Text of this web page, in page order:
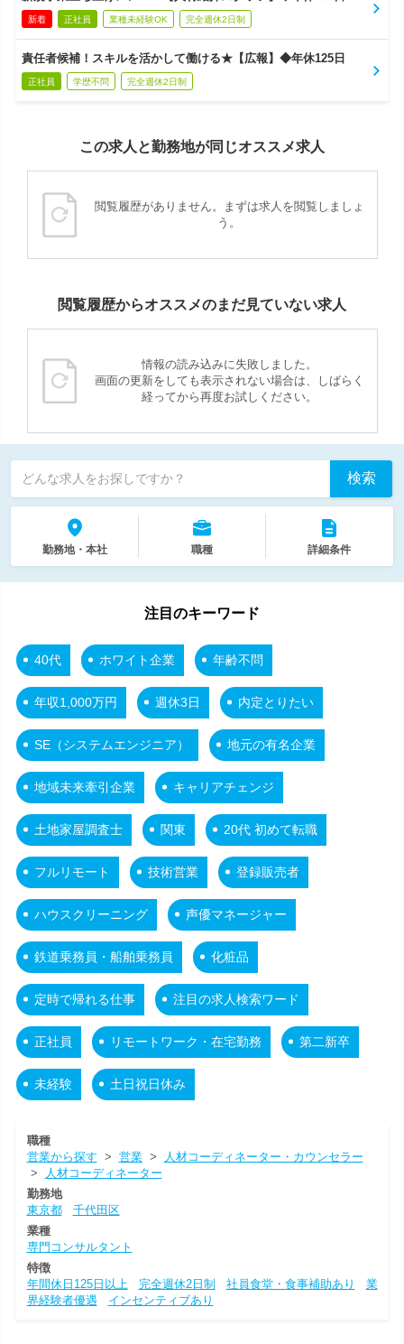
新着 正社員 業種未経験OK 完全週休2日制
責任者候補！スキルを活かして働ける★【広報】◆年休125日
正社員 学歴不問 完全週休2日制
この求人と勤務地が同じオススメ求人
閲覧履歴がありません。まずは求人を閲覧しましょ
う。
閲覧履歴からオススメのまだ見ていない求人
情報の読み込みに失敗しました。
画面の更新をしても表示されない場合は、しばらく
経ってから再度お試しください。
どんな求人をお探しですか？ 検索
勤務地・本社 職種 詳細条件
注目のキーワード
40代 ホワイト企業 年齢不問
年収1,000万円 週休3日 内定とりたい
SE（システムエンジニア） 地元の有名企業
地域未来牽引企業 キャリアチェンジ
土地家屋調査士 関東 20代 初めて転職
フルリモート 技術営業 登録販売者
ハウスクリーニング 声優マネージャー
鉄道乗務員・船舶乗務員 化粧品
定時で帰れる仕事 注目の求人検索ワード
正社員 リモートワーク・在宅勤務 第二新卒
未経験 土日祝日休み
職種
営業から探す > 営業>
人材コーディネーター・カウンセラー
>
人材コーディネーター
勤務地
東京都
千代田区
業種
専門コンサルタント
特徴
年間休日125日以上
完全週休2日制 社員食堂・食事補助あり
業
界経験者優遇
インセンティブあり